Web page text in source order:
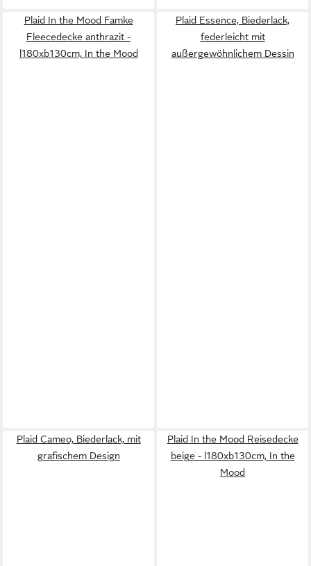
Plaid In the Mood Famke
Fleecedecke anthrazit -
l180xb130cm, In the Mood
Plaid Essence, Biederlack,
federleicht mit
außergewöhnlichem Dessin
Plaid Cameo, Biederlack, mit
grafischem Design
Plaid In the Mood Reisedecke
beige - l180xb130cm, In the
Mood